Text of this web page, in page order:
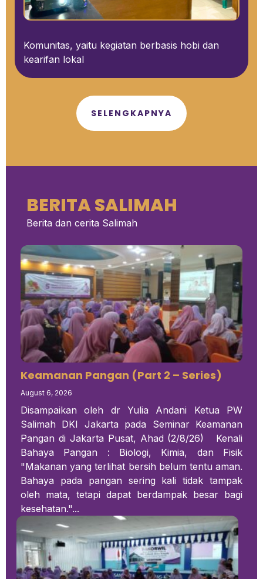
Komunitas, yaitu kegiatan berbasis hobi dan
kearifan lokal
SELENGKAPNYA
BERITA SALIMAH
Berita dan cerita Salimah
Keamanan Pangan (Part 2 – Series)
August 6, 2026
Disampaikan oleh dr Yulia Andani Ketua PW
Salimah DKI Jakarta pada Seminar Keamanan
Pangan di Jakarta Pusat, Ahad (2/8/26) Kenali
Bahaya Pangan : Biologi, Kimia, dan Fisik
"Makanan yang terlihat bersih belum tentu aman.
Bahaya pada pangan sering kali tidak tampak
oleh mata, tetapi dapat berdampak besar bagi
kesehatan."...